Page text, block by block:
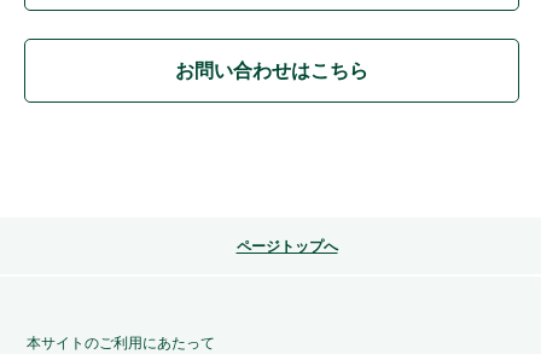
お問い合わせはこちら
ページトップへ
本サイトのご利用にあたって